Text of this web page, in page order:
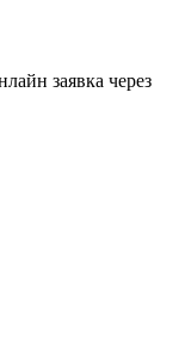
заявка через